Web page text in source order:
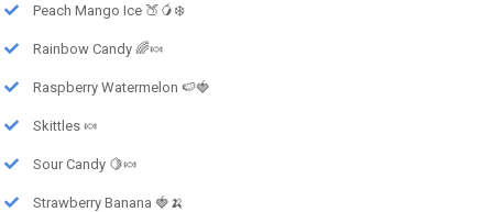
Peach Mango Ice 🍑🥭❄️
Rainbow Candy 🌈🍬
Raspberry Watermelon 🍉🍓
Skittles 🍬
Sour Candy 🍋🍬
Strawberry Banana 🍓🍌